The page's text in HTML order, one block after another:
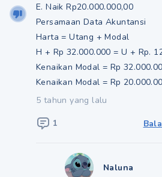
E. Naik Rp20.000.000,00
Persamaan Data Akuntansi
Harta = Utang + Modal
H + Rp 32.000.000 = U + Rp.
Kenaikan Modal = Rp
Kenaikan Modal = Rp
5 tahun yang lalu
1
Naluna